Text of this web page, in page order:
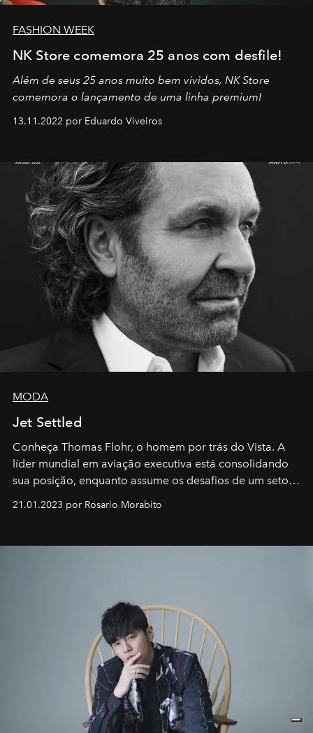
FASHION WEEK
NK Store comemora 25 anos com desfile!
Além de seus 25 anos muito bem vividos, NK Store
comemora o lançamento de uma linha premium!
13.11.2022 por Eduardo Viveiros
MODA
Jet Settled
Conheça Thomas Flohr, o homem por trás do Vista. A
líder mundial em aviação executiva está consolidando
sua posição, enquanto assume os desafios de um setor
21.01.2023 por Rosario Morabito